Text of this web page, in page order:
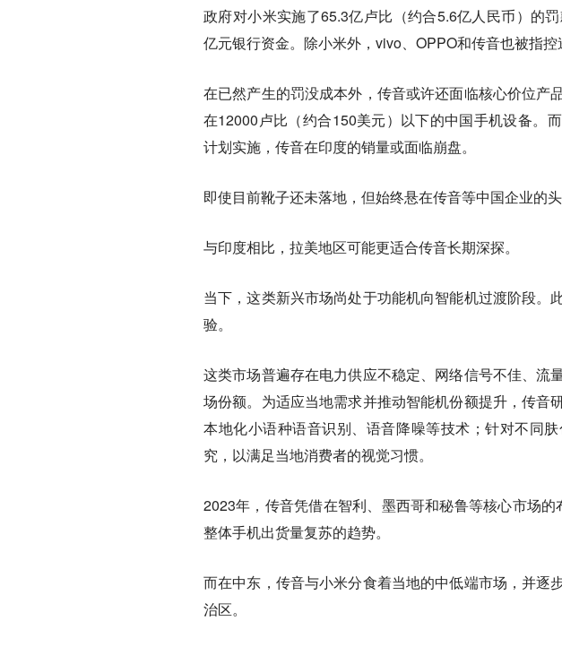
政府对小米实施了65.3亿卢比（约合5.6亿人民币）的
亿元银行资金。除小米外，vivo、OPPO和传音也被指控
在已然产生的罚没成本外，传音或许还面临核心价位产
在12000卢比（约合150美元）以下的中国手机设备。
计划实施，传音在印度的销量或面临崩盘。
即使目前靴子还未落地，但始终悬在传音等中国企业的头
与印度相比，拉美地区可能更适合传音长期深探。
当下，这类新兴市场尚处于功能机向智能机过渡阶段。
验。
这类市场普遍存在电力供应不稳定、网络信号不佳、流
场份额。为适应当地需求并推动智能机份额提升，传音
本地化小语种语音识别、语音降噪等技术；针对不同
究，以满足当地消费者的视觉习惯。
2023年，传音凭借在智利、墨西哥和秘鲁等核心市场
整体手机出货量复苏的趋势。
而在中东，传音与小米分食着当地的中低端市场，并逐
治区。